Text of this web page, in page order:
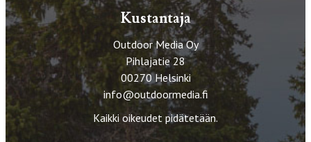
Kustantaja
Outdoor Media Oy
Pihlajatie 28
00270 Helsinki
info@outdoormedia.fi
Kaikki oikeudet pidätetään.